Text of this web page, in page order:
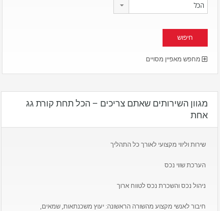
הכל
מחפש מאפיין מסויים
מגוון השירותים שאתם צריכים – הכל תחת קורת גג
אחת
שירות וליווי מקצועי לאורך כל התהליך
הערכת שווי נכס
ניהול נכס והשכרת נכס לטווח ארוך
חיבור לאנשי מקצוע מהשורה הראשונה: יעוץ משכנתאות, שמאים,